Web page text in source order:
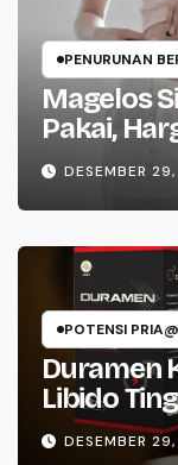
PENURUNAN
Magelos
Pakai,
DESEMBER
POTENSI
Duramen
Libido
DESEMBER